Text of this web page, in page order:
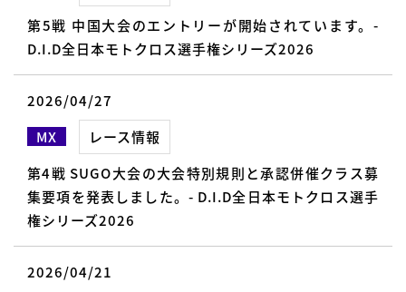
第5戦 中国大会のエントリーが開始されています。-
D.I.D全日本モトクロス選手権シリーズ2026
2026/04/27
MX
レース情報
第4戦 SUGO大会の大会特別規則と承認併催クラス募
集要項を発表しました。- D.I.D全日本モトクロス選手
権シリーズ2026
2026/04/21